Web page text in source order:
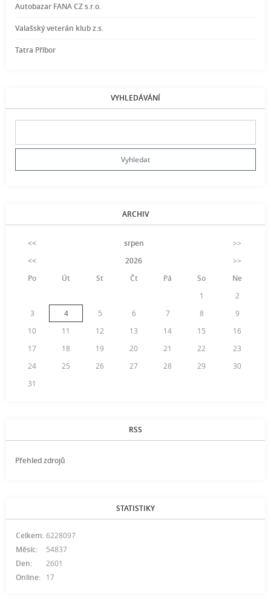
Autobazar FANA CZ s.r.o.
Valašský veterán klub z.s.
Tatra Příbor
VYHLEDÁVÁNÍ
ARCHIV
<< srpen
>>
<<
2026
>>
Po
Út St Čt Pá So
Ne
1
2
3
4 5 6 7 8
9
10
11 12 13 14 15
16
17
18 19 20 21 22
23
24
25 26 27 28 29
30
31
RSS
Přehled zdrojů
STATISTIKY
Online: 17
Celkem: 6228097
Měsíc:
54837
Den:
2601